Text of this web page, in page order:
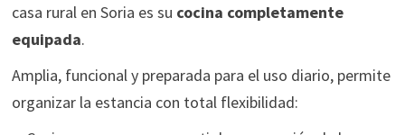
casa rural en Soria es su cocina completamente
equipada.
Amplia, funcional y preparada para el uso diario, permite
organizar la estancia con total flexibilidad: